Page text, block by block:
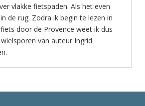
vlakke fietspaden. Als het even
de rug. Zodra ik begin te lezen in
door de Provence weet ik dus
van auteur Ingrid